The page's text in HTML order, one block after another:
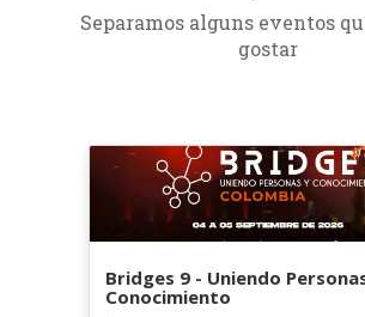
Separamos alguns eventos
gostar
Bridges 9 - Uniendo
Conocimiento